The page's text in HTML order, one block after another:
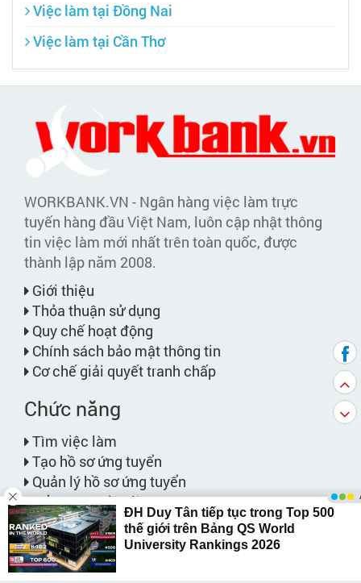
Việc làm tại Đồng Nai
Việc làm tại Cần Thơ
WORKBANK.VN - Ngân hàng việc làm trực
tuyến hàng đầu Việt Nam, luôn cập nhật thông
tin việc làm mới nhất trên toàn quốc, được
thành lập năm 2008.
Giới thiệu
Thỏa thuận sử dụng
Quy chế hoạt động
Chính sách bảo mật thông tin
Cơ chế giải quyết tranh chấp
Chức năng
Tìm việc làm
Tạo hồ sơ ứng tuyển
Quản lý hồ sơ ứng tuyển
Cẩm nang việc làm
Tạo thông báo việc làm
Việc làm phù hợp với bạn
Bảng giá dịch vụ